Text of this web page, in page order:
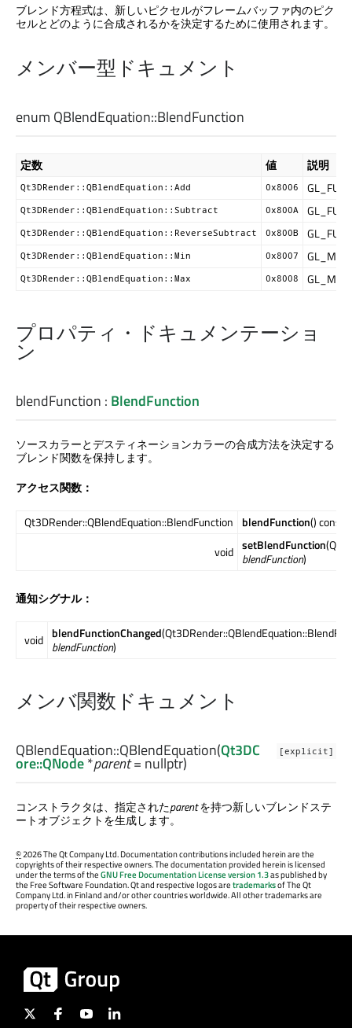
ブレンド方程式は、新しいピクセルがフレームバッファ内のピク
セルとどのように合成されるかを決定するために使用されます。
メンバー型ドキュメント
enum QBlendEquation::BlendFunction
定数 値 説明
Qt3DRender::QBlendEquation::Add 0x8006
Qt3DRender::QBlendEquation::Subtract 0x800A
Qt3DRender::QBlendEquation::ReverseSubtract 0x800B
Qt3DRender::QBlendEquation::Min 0x8007 GL_MIN
Qt3DRender::QBlendEquation::Max 0x8008 GL_MAX
プロパティ・ドキュメンテーショ
ン
blendFunction : BlendFunction
ソースカラーとデスティネーションカラーの合成方法を決定する
ブレンド関数を保持します。
アクセス関数：
Qt3DRender::QBlendEquation::BlendFunction blendFunction() const
void setBlendFunction
blendFunction)
通知シグナル：
void blendFunctionChanged
blendFunction)
メンバ関数ドキュメント
[explicit]
QBlendEquation::QBlendEquation(Qt3DC
ore::QNode*parent= nullptr)
コンストラクタは、指定されたparentを持つ新しいブレンドステ
ートオブジェクトを生成します。
©2026 The Qt Company Ltd. Documentation contributions included herein are the
copyrights of their respective owners. The documentation provided herein is licensed
under the terms of theGNU Free Documentation License version 1.3as published by
the Free Software Foundation. Qt and respective logos aretrademarksof The Qt
Company Ltd. in Finland and/or other countries worldwide. All other trademarks are
property of their respective owners.